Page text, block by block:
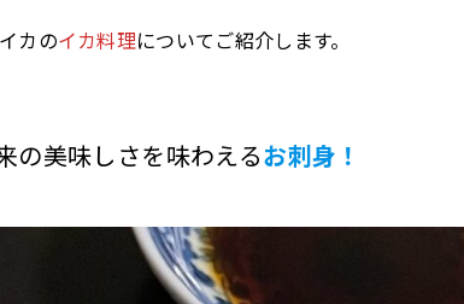
カのイカ料理についてご紹介します。
の美味しさを味わえるお刺身！